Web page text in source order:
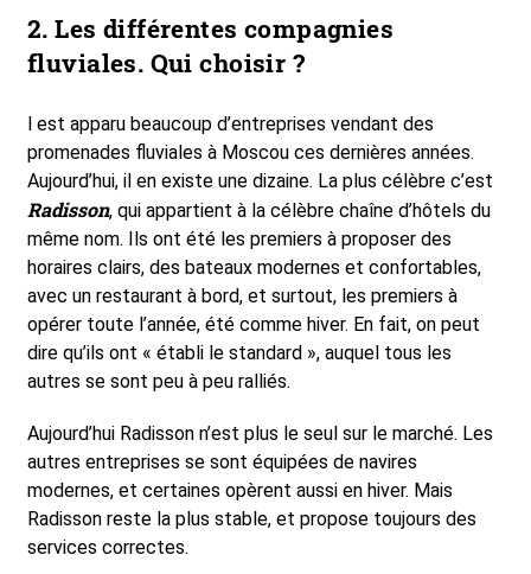
2. Les différentes compagnies
fluviales. Qui choisir ?
l est apparu beaucoup d’entreprises vendant des
promenades fluviales à Moscou ces dernières années.
Aujourd’hui, il en existe une dizaine. La plus célèbre c’est
Radisson, qui appartient à la célèbre chaîne d’hôtels du
même nom. Ils ont été les premiers à proposer des
horaires clairs, des bateaux modernes et confortables,
avec un restaurant à bord, et surtout, les premiers à
opérer toute l’année, été comme hiver. En fait, on peut
dire qu’ils ont « établi le standard », auquel tous les
autres se sont peu à peu ralliés.
Aujourd’hui Radisson n’est plus le seul sur le marché. Les
autres entreprises se sont équipées de navires
modernes, et certaines opèrent aussi en hiver. Mais
Radisson reste la plus stable, et propose toujours des
services correctes.